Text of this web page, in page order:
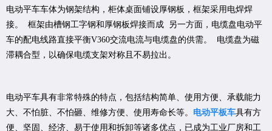
电动平车车体为钢架结构，柜体桌面铺设厚钢板，框架采用电焊焊
接。 框架由槽钢工字钢和厚钢板焊接而成 另一方面，电缆盘电动平
车的配电线路直接平衡V360交流电流与电缆盘的供需。 电缆盘为磁
滞耦合型，以确保电缆支架对称且不易拉出。
电动平车具有非常特殊的特点，包括结构简单、使用方便、承载能力
大、不怕脏、不怕砸、维修方便、使用寿命长等。
电动平板车具有方
便、坚固、经济、易于使用和拆卸等诸多优点，已成为工业厂房和工